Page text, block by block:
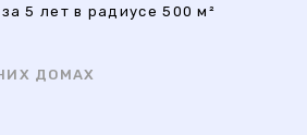
5 лет в радиусе 500 м²
ДОМАХ